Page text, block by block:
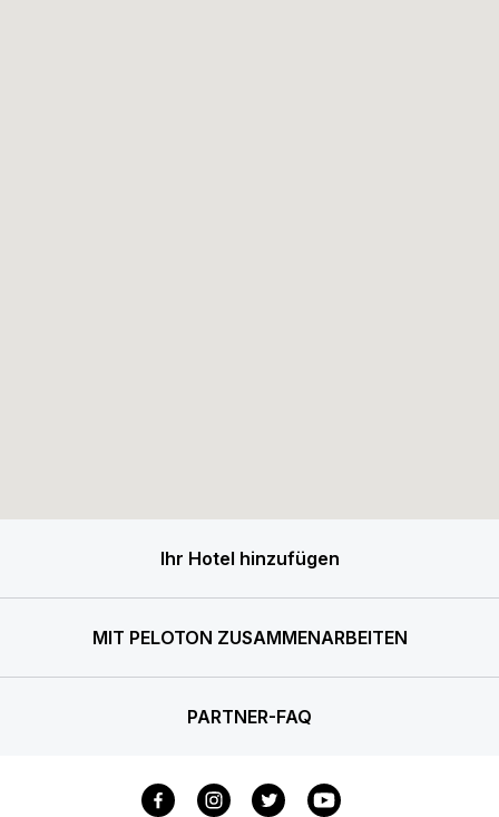
Ihr Hotel hinzufügen
MIT PELOTON ZUSAMMENARBEITEN
PARTNER-FAQ